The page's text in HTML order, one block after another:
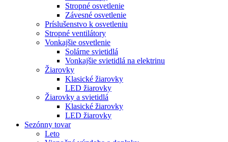
Stropné osvetlenie
Závesné osvetlenie
Príslušenstvo k osvetleniu
Stropné ventilátory
Vonkajšie osvetlenie
Solárne svietidlá
Vonkajšie svietidlá na elektrinu
Žiarovky
Klasické žiarovky
LED žiarovky
Žiarovky a svietidlá
Klasické žiarovky
LED žiarovky
Sezónny tovar
Leto